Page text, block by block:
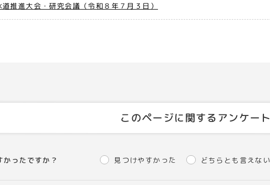
推進大会・研究会議（令和８年７月３日）
このページに関するアンケート
ったですか？ 見つけやすかった どちらとも言えない